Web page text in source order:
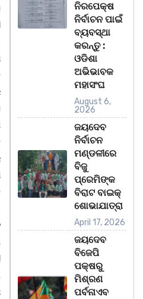
ନିରପେକ୍ଷ
ନିର୍ବାଚନ ପାଇଁ
ବ୍ୟବସ୍ଥା
କରନ୍ତୁ :
ଓଡିଶା
ଅଭିଭାବକ
ମହାସଂଘ
August 6,
2026
ଜୟଦେବ
ନିର୍ବାଚନ
ମଣ୍ଡଳୀରେ
ବିଜୁ
ପ୍ରେମିଙ୍କ
ବିରାଟ ବାଇକ୍
ଶୋଭାଯାତ୍ରା
April 17, 2026
ଜୟଦେବ
ବିଜେପି
ପକ୍ଷରୁ
ମିଶ୍ରଣ
ପର୍ବନାଏବ